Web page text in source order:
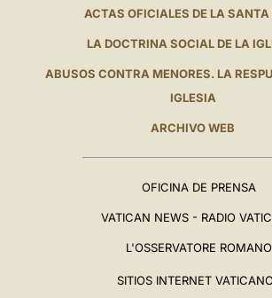
ACTAS OFICIALES DE LA SANTA
LA DOCTRINA SOCIAL DE LA
ABUSOS CONTRA MENORES. LA
IGLESIA
ARCHIVO WEB
OFICINA DE PRENSA
VATICAN NEWS - RADIO
L'OSSERVATORE ROMANO
SITIOS INTERNET